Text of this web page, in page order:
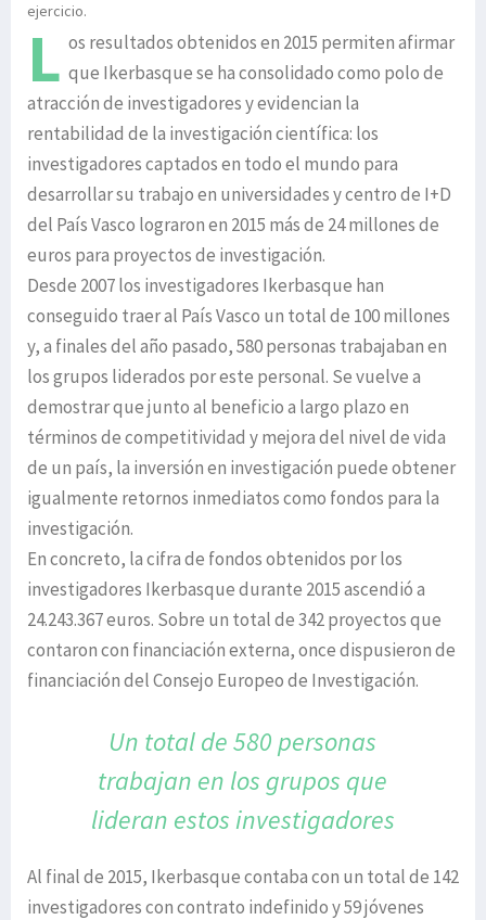
ejercicio.
L os resultados obtenidos en 2015 permiten afirmar
que Ikerbasque se ha consolidado como polo de
atracción de investigadores y evidencian la
rentabilidad de la investigación científica: los
investigadores captados en todo el mundo para
desarrollar su trabajo en universidades y centro de I+D
del País Vasco lograron en 2015 más de 24 millones de
euros para proyectos de investigación.
Desde 2007 los investigadores Ikerbasque han
conseguido traer al País Vasco un total de 100 millones
y, a finales del año pasado, 580 personas trabajaban en
los grupos liderados por este personal. Se vuelve a
demostrar que junto al beneficio a largo plazo en
términos de competitividad y mejora del nivel de vida
de un país, la inversión en investigación puede obtener
igualmente retornos inmediatos como fondos para la
investigación.
En concreto, la cifra de fondos obtenidos por los
investigadores Ikerbasque durante 2015 ascendió a
24.243.367 euros. Sobre un total de 342 proyectos que
contaron con financiación externa, once dispusieron de
financiación del Consejo Europeo de Investigación.
Un total de 580 personas
trabajan en los grupos que
lideran estos investigadores
Al final de 2015, Ikerbasque contaba con un total de 142
investigadores con contrato indefinido y 59 jóvenes